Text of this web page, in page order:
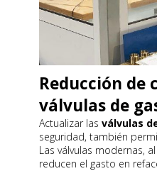
Reducción
válvulas de
Actualizar las válvulas
seguridad, también
Las válvulas modernas,
reducen el gasto en